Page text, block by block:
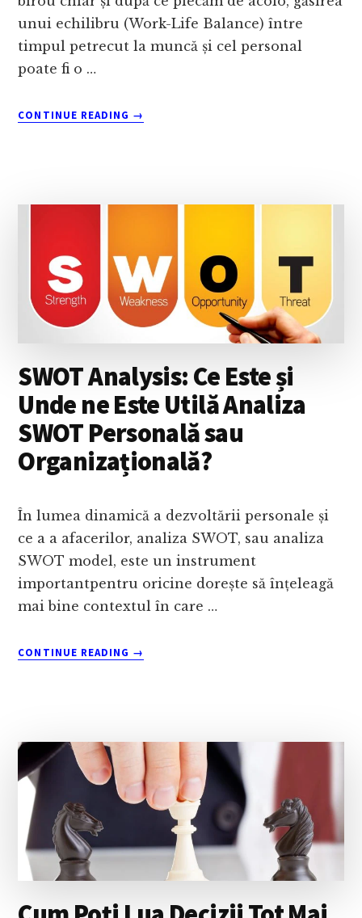
unui echilibru (Work-Life Balance) între
timpul petrecut la muncă și cel personal
poate fi o …
CONTINUE READING
ABOUT
VIAȚĂ,
CARIERĂ
ȘI
FAMILIE?
→
SWOT Analysis: Ce Este și
Unde ne Este Utilă Analiza
SWOT Personală sau
Organizațională?
În lumea dinamică a dezvoltării personale și
ce a a afacerilor, analiza SWOT, sau analiza
SWOT model, este un instrument
importantpentru oricine dorește să înțeleagă
mai bine contextul în care …
CONTINUE READING
ABOUT
UNDE
NE
ESTE
UTILĂ
ANALIZA
SWOT
PERSONALĂ
SAU
→